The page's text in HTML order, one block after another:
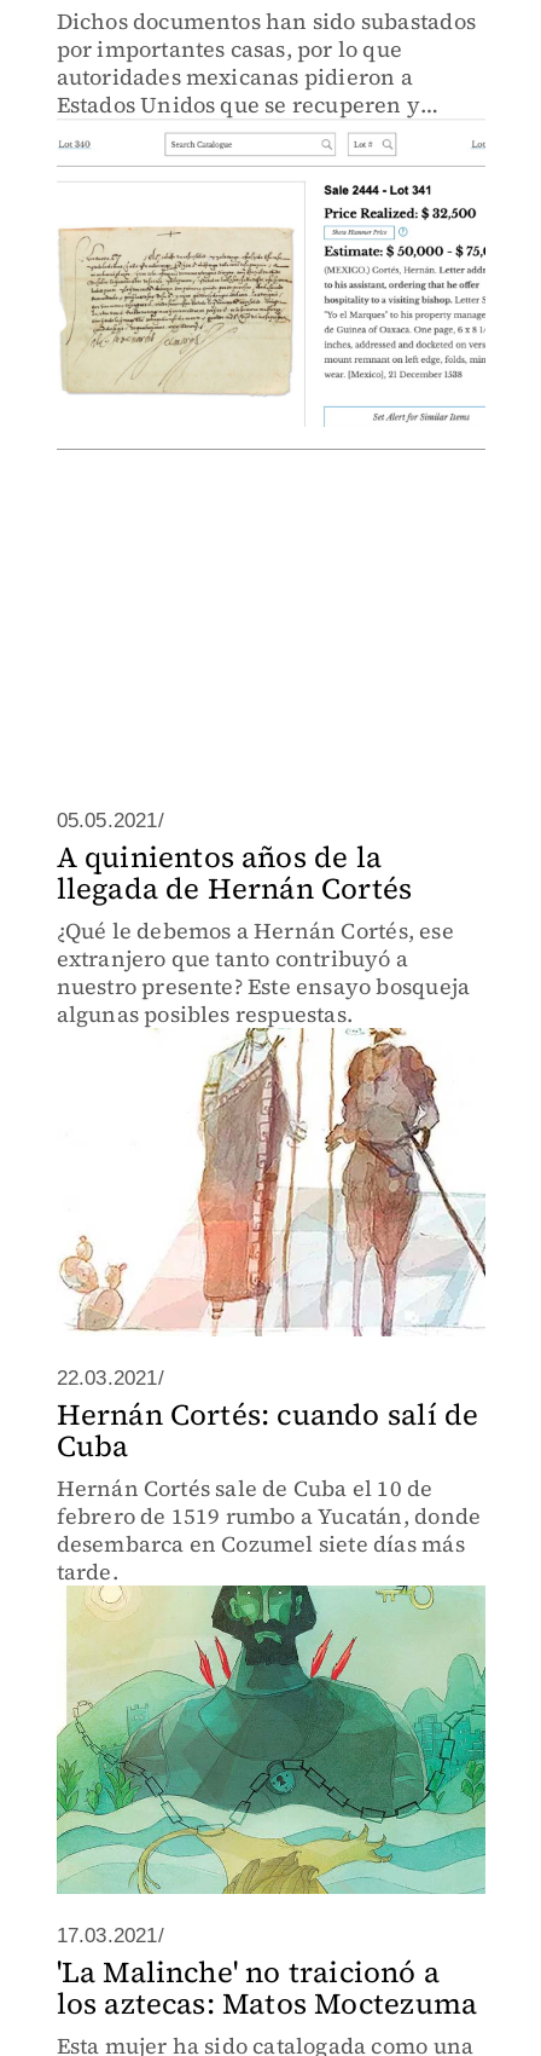
Dichos documentos han sido subastados
por importantes casas, por lo que
autoridades mexicanas pidieron a
Estados Unidos que se recuperen y
repatrien.
05.05.2021/
A quinientos años de la
llegada de Hernán Cortés
¿Qué le debemos a Hernán Cortés, ese
extranjero que tanto contribuyó a
nuestro presente? Este ensayo bosqueja
algunas posibles respuestas.
22.03.2021/
Hernán Cortés: cuando salí de
Cuba
Hernán Cortés sale de Cuba el 10 de
febrero de 1519 rumbo a Yucatán, donde
desembarca en Cozumel siete días más
tarde.
17.03.2021/
'La Malinche' no traicionó a
los aztecas: Matos Moctezuma
Esta mujer ha sido catalogada como una